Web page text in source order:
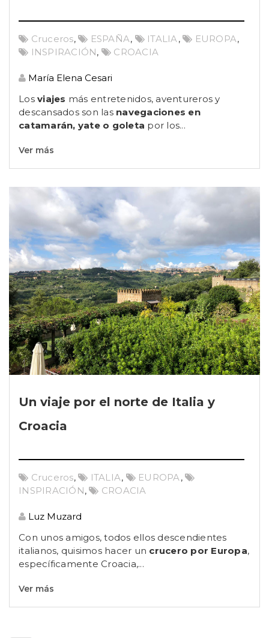
Cruceros, ESPAÑA, ITALIA , EUROPA,
INSPIRACIÓN, CROACIA
María Elena Cesari
Los viajes más entretenidos, aventureros y
descansados son las navegaciones en
catamarán, yate o goleta por los...
Ver más
Un viaje por el norte de Italia y
Croacia
Cruceros, ITALIA, EUROPA,
INSPIRACIÓN, CROACIA
Luz Muzard
Con unos amigos, todos ellos descendientes
italianos, quisimos hacer un crucero por Europa,
específicamente Croacia,...
Ver más